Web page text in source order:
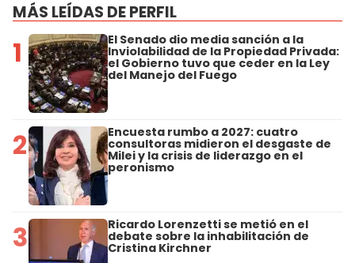
MÁS LEÍDAS DE PERFIL
1 El Senado dio media sanción a la
Inviolabilidad de la Propiedad Privada:
el Gobierno tuvo que ceder en la Ley
del Manejo del Fuego
2 Encuesta rumbo a 2027: cuatro
consultoras midieron el desgaste de
Milei y la crisis de liderazgo en el
peronismo
3 Ricardo Lorenzetti se metió en el
debate sobre la inhabilitación de
Cristina Kirchner